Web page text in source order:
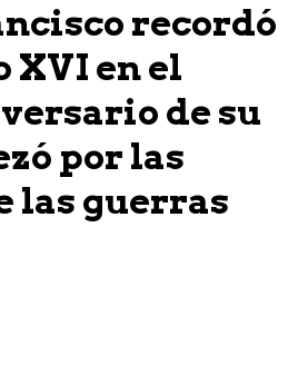
recordó
XVI en el
de su
por las
las guerras